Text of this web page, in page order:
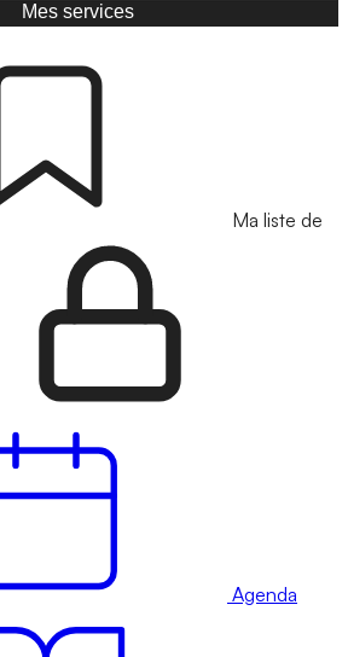
Mes services
Ma liste de
Agenda